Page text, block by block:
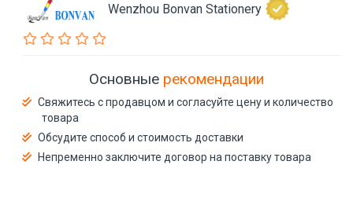
Wenzhou Bonvan Stationery
Основные рекомендации
Свяжитесь с продавцом и согласуйте цену и количество
товара
Обсудите способ и стоимость доставки
Непременно заключите договор на поставку товара